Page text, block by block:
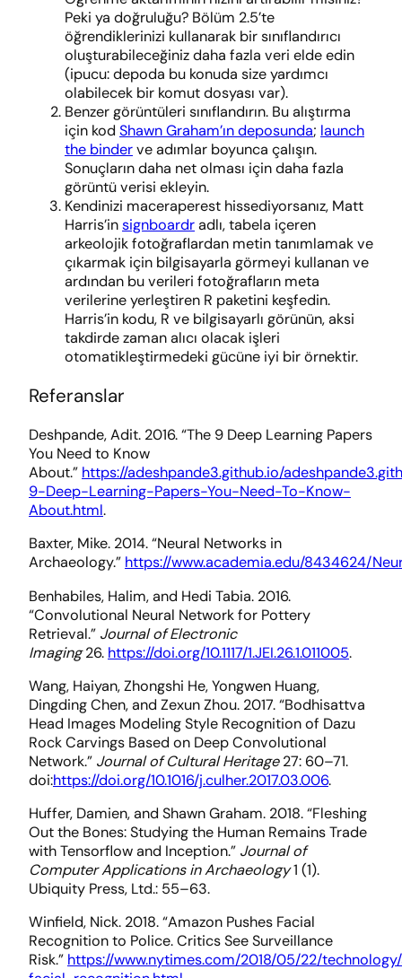
Peki ya doğruluğu? Bölüm 2.5’te
öğrendiklerinizi kullanarak bir sınıflandırıcı
oluşturabileceğiniz daha fazla veri elde edin
(ipucu: depoda bu konuda size yardımcı
olabilecek bir komut dosyası var).
Benzer görüntüleri sınıflandırın. Bu alıştırma
için kod Shawn Graham’ın deposunda; launch
the binderve adımlar boyunca çalışın.
Sonuçların daha net olması için daha fazla
görüntü verisi ekleyin.
Kendinizi maceraperest hissediyorsanız, Matt
Harris’insignboardradlı, tabela içeren
arkeolojik fotoğraflardan metin tanımlamak ve
çıkarmak için bilgisayarla görmeyi kullanan ve
ardından bu verileri fotoğrafların meta
verilerine yerleştiren R paketini keşfedin.
Harris’in kodu, R ve bilgisayarlı görünün, aksi
takdirde zaman alıcı olacak işleri
otomatikleştirmedeki gücüne iyi bir örnektir.
Referanslar
Deshpande, Adit. 2016. “The 9 Deep Learning Papers
You Need to Know
About.” https://adeshpande3.github.io/
9-Deep-Learning-Papers-You-Need-To-Know-
About.html.
Baxter, Mike. 2014. “Neural Networks in
Archaeology.” https://www.academia.edu/8434624/
Benhabiles, Halim, and Hedi Tabia. 2016.
“Convolutional Neural Network for Pottery
Retrieval.” Journal of Electronic
Imaging26. https://doi.org/10.1117/1.JEI.26.1.011005.
Wang, Haiyan, Zhongshi He, Yongwen Huang,
Dingding Chen, and Zexun Zhou. 2017. “Bodhisattva
Head Images Modeling Style Recognition of Dazu
Rock Carvings Based on Deep Convolutional
Network.” Journal of Cultural Heritage27: 60–71.
doi:https://doi.org/10.1016/j.culher.2017.03.006.
Huffer, Damien, and Shawn Graham. 2018. “Fleshing
Out the Bones: Studying the Human Remains Trade
with Tensorflow and Inception.” Journal of
Computer Applications in Archaeology1 (1).
Ubiquity Press, Ltd.: 55–63.
Winfield, Nick. 2018. “Amazon Pushes Facial
Recognition to Police. Critics See Surveillance
Risk.” https://www.nytimes.com/2018/05/22/